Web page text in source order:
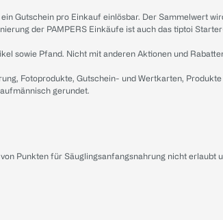
Gutschein pro Einkauf einlösbar. Der Sammelwert
der PAMPERS Einkäufe ist auch das tiptoi
sowie Pfand. Nicht mit anderen Aktionen und
Fotoprodukte, Gutschein- und Wertkarten,
gerundet.
Punkten für Säuglingsanfangsnahrung nicht erlaubt